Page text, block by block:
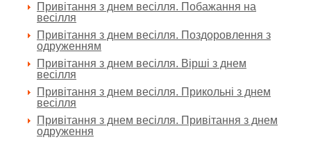
Привітання з днем весілля. Побажання на
весілля
Привітання з днем весілля. Поздоровлення з
одруженням
Привітання з днем весілля. Вірші з днем
весілля
Привітання з днем весілля. Прикольні з днем
весілля
Привітання з днем весілля. Привітання з днем
одруження